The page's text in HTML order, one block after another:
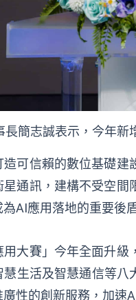
簡志誠表示，今年新
可信賴的數位基礎
星通訊，建構不受空間
AI應用落地的重要後
大賽」今年全面升
生活及智慧通信等
性的創新服務，加速